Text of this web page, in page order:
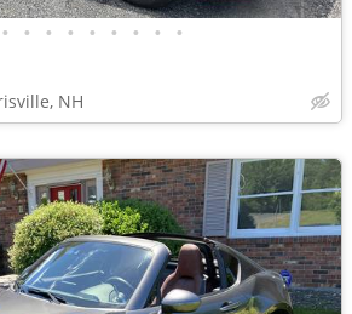
• • • • • • • • •
NH